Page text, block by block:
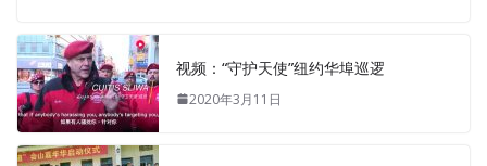
视频：“守护天使”纽约华埠巡逻
2020年3月11日